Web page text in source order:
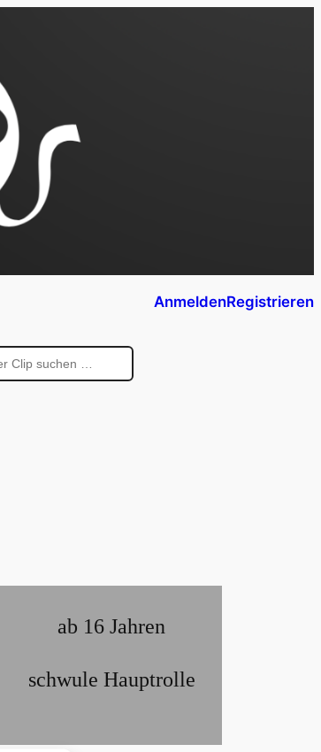
AnmeldenRegistrieren
ab 16 Jahren
schwule Hauptrolle